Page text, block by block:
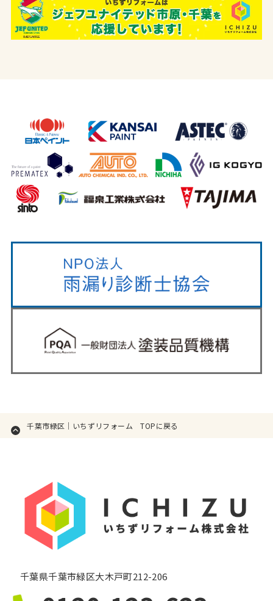
千葉市緑区｜いちずリフォーム TOPに戻る
千葉県千葉市緑区大木戸町212-206